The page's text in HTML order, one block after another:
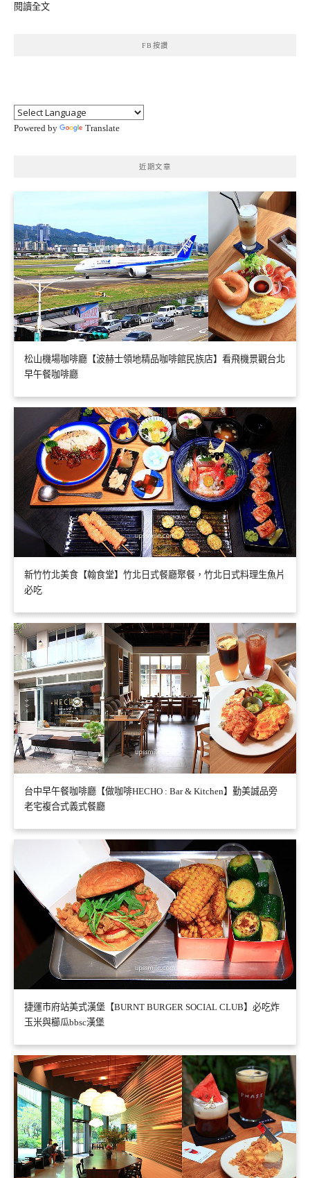
閱讀全文
FB按讚
Powered by Translate
近期文章
松山機場咖啡廳【波赫士領地精品咖啡館民族店】看飛機景觀台北
早午餐咖啡廳
新竹竹北美食【翰食堂】竹北日式餐廳聚餐，竹北日式料理生魚片
必吃
台中早午餐咖啡廳【做咖啡HECHO : Bar & Kitchen】勤美誠品旁
老宅複合式義式餐廳
捷運市府站美式漢堡【BURNT BURGER SOCIAL CLUB】必吃炸
玉米與櫛瓜bbsc漢堡